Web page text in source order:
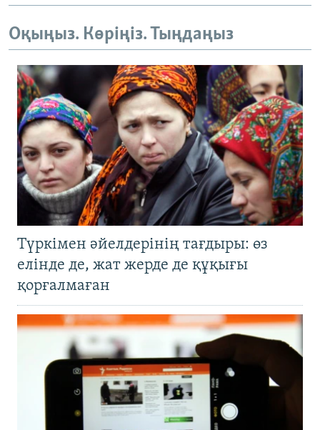
Оқыңыз. Көріңіз. Тыңдаңыз
Түркімен әйелдерінің тағдыры: өз
елінде де, жат жерде де құқығы
қорғалмаған